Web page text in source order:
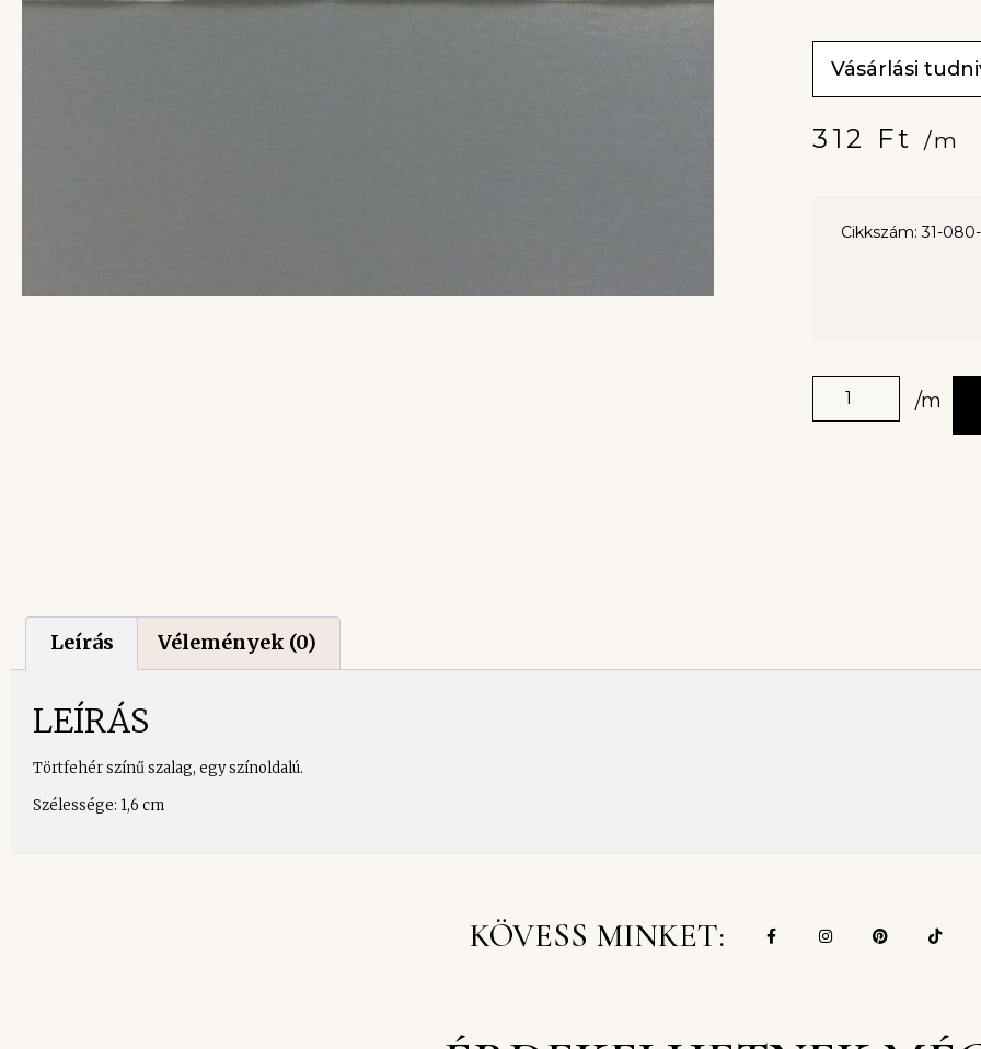
Vásárlási
312 Ft /m
Cikkszám: 31-
/m
Leírás Vélemények (0)
LEÍRÁS
Törtfehér színű szalag, egy színoldalú.
Szélessége: 1,6 cm
KÖVESS MINKET: